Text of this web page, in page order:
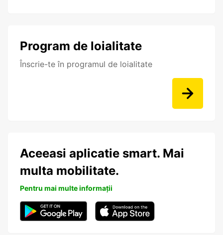
Program de loialitate
Înscrie-te în programul de loialitate
Aceeasi aplicatie smart. Mai
multa mobilitate.
Pentru mai multe informații